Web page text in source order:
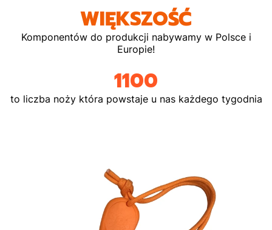
WIĘKSZOŚĆ
Komponentów do produkcji nabywamy w Polsce i
Europie!
1100
to liczba noży która powstaje u nas każdego tygodnia